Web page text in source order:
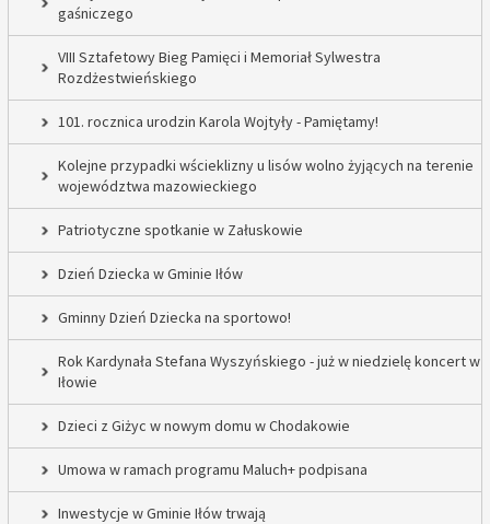
gaśniczego
VIII Sztafetowy Bieg Pamięci i Memoriał Sylwestra
Rozdżestwieńskiego
101. rocznica urodzin Karola Wojtyły - Pamiętamy!
Kolejne przypadki wścieklizny u lisów wolno żyjących na terenie
województwa mazowieckiego
Patriotyczne spotkanie w Załuskowie
Dzień Dziecka w Gminie Iłów
Gminny Dzień Dziecka na sportowo!
Rok Kardynała Stefana Wyszyńskiego - już w niedzielę koncert w
Iłowie
Dzieci z Giżyc w nowym domu w Chodakowie
Umowa w ramach programu Maluch+ podpisana
Inwestycje w Gminie Iłów trwają